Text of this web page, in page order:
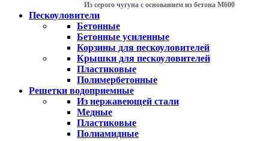
Из серого чугуна с основанием из бетона М600
Пескоуловители
Бетонные
Бетонные усиленные
Корзины для пескоуловителей
Крышки для пескоуловителей
Пластиковые
Полимербетонные
Решетки водоприемные
Из нержавеющей стали
Медные
Пластиковые
Полиамидные